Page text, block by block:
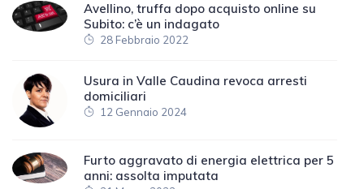
Avellino, truffa dopo acquisto online su
Subito: c’è un indagato
28 Febbraio 2022
Usura in Valle Caudina revoca arresti
domiciliari
12 Gennaio 2024
Furto aggravato di energia elettrica per 5
anni: assolta imputata